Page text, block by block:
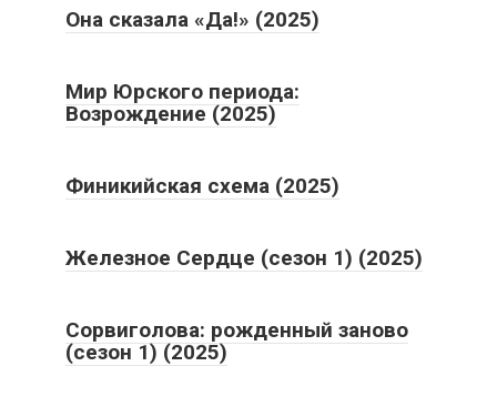
Она сказала «Да!» (2025)
Мир Юрского периода:
Возрождение (2025)
Финикийская схема (2025)
Железное Сердце (сезон 1) (2025)
Сорвиголова: рожденный заново
(сезон 1) (2025)